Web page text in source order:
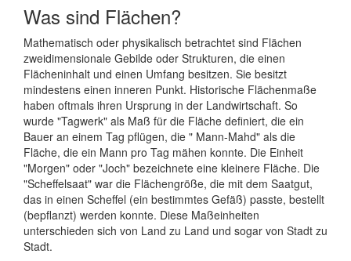
Was sind Flächen?
Mathematisch oder physikalisch betrachtet sind Flächen
zweidimensionale Gebilde oder Strukturen, die einen
Flächeninhalt und einen Umfang besitzen. Sie besitzt
mindestens einen inneren Punkt. Historische Flächenmaße
haben oftmals ihren Ursprung in der Landwirtschaft. So
wurde "Tagwerk" als Maß für die Fläche definiert, die ein
Bauer an einem Tag pflügen, die " Mann-Mahd" als die
Fläche, die ein Mann pro Tag mähen konnte. Die Einheit
"Morgen" oder "Joch" bezeichnete eine kleinere Fläche. Die
"Scheffelsaat" war die Flächengröße, die mit dem Saatgut,
das in einen Scheffel (ein bestimmtes Gefäß) passte, bestellt
(bepflanzt) werden konnte. Diese Maßeinheiten
unterschieden sich von Land zu Land und sogar von Stadt zu
Stadt.